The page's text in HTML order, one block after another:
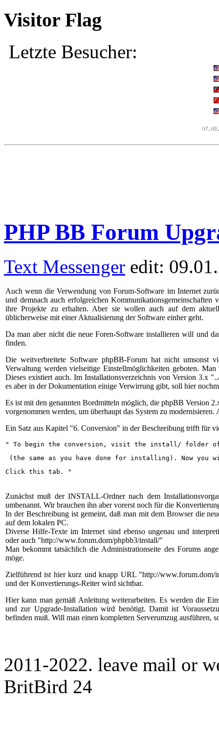
Visitor Flag
Letzte Besucher:
PHP BB Forum
Text Messenger edit:
Auch wenn die Verwendung von Forum-Software im Internet
und demnach auch erfolgreichen
ihre Projekte zu erhalten. Aber sie wollen auch auf dem
üblicherweise mit einer Aktualisierung der Software einher geht.
Da man aber nicht die neue Foren-Software installieren will und
finden.
Die weitverbreitete Software phpBB-Forum hat nicht umsonst
Verwaltung werden vielseitige Einstellmöglichkeiten geboten.
Dieses existiert auch. Im Installationsverzeichnis von Version 3.x
es aber in der Dokumentation einige Verwirrung gibt, soll hier
Es ist mit den genannten Bordmitteln möglich, die phpBB Version
vorgenommen werden, um überhaupt das System zu
Ein Satz aus Kapitel "6. Conversion" in der Beschreibung trifft für
" To begin the conversion, visit the install/ folder
(the same as you have done for installing). Now you
Click this tab. "
Zunächst muß der INSTALL-Ordner nach dem
umbenannt. Wir brauchen ihn aber vorerst noch für die
In der Beschreibung ist gemeint, daß man mit dem Browser die
auf dem lokalen PC.
Diverse Hilfe-Texte im Internet sind ebenso ungenau und
oder auch "http://www.forum.dom/phpbb3/install/"
Man bekommt tatsächlich die Administrationseite des Forums
möge.
Zielführend ist hier kurz und knapp URL "http://
und der Konvertierungs-Reiter wird sichtbar.
Hier kann man gemäß Anleitung weiterarbeiten. Es werden die
und zur Upgrade-Installation wird benötigt. Damit ist
befinden muß. Will man einen kompletten Serverumzug ausführen,
2011-2022. leave mail or
BritBird 24